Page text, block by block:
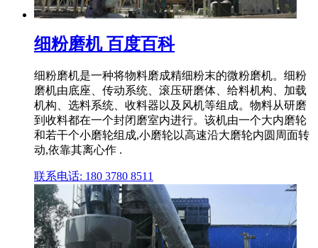
细粉磨机 百度百科
细粉磨机是一种将物料磨成精细粉末的微粉磨机。细粉
磨机由底座、传动系统、滚压研磨体、给料机构、加载
机构、选料系统、收料器以及风机等组成。物料从研磨
到收料都在一个封闭磨室内进行。该机由一个大内磨轮
和若干个小磨轮组成,小磨轮以高速沿大磨轮内圆周面转
动,依靠其离心作 .
联系电话: 180 3780 8511